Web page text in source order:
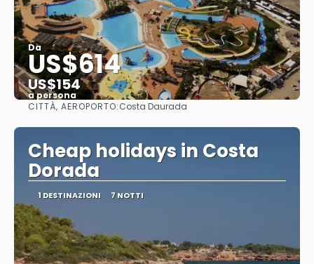
Da
US$614
US$154
a persona
Vedere
CITTÀ, AEROPORTO:Costa Daurada
Cheap holidays in Costa
Dorada
1 DESTINAZIONI 7 NOTTI